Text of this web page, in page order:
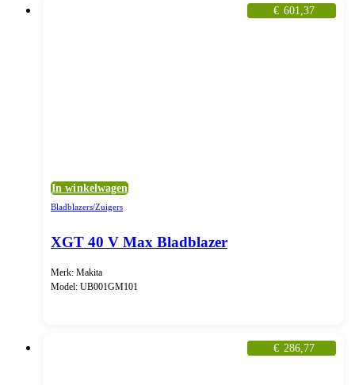
€ 601,37
In winkelwagen
Bladblazers/Zuigers
XGT 40 V Max Bladblazer
Merk: Makita
Model: UB001GM101
€ 286,77